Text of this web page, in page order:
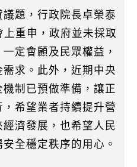
題，行政院長卓榮泰
重申，政府並未採取
定會顧及民眾權益，
求。此外，近期中央
制已預做準備，讓正
希望業者持續提升營
濟發展，也希望人民
全穩定秩序的用心。